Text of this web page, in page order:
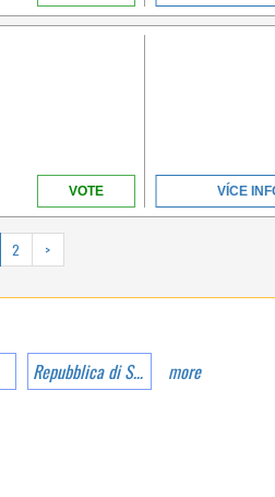
VOTE VÍCE
2 >
Repubblica di San Marino
more